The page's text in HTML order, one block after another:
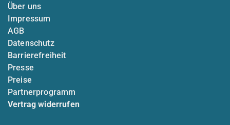
Über uns
Impressum
AGB
Datenschutz
Barrierefreiheit
Presse
Preise
Partnerprogramm
Vertrag widerrufen